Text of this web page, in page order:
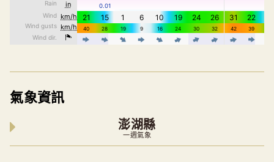
氣象資訊
澎湖縣
一週氣象